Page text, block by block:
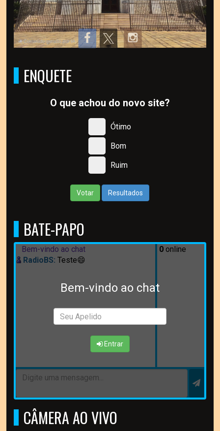
ENQUETE
O que achou do novo site?
Ótimo
Bom
Ruim
Votar Resultados
BATE-PAPO
Bem-vindo ao chat
Entrar
Bem-vindo ao chat
RadioBS: Teste😄
0online
CÂMERA AO VIVO